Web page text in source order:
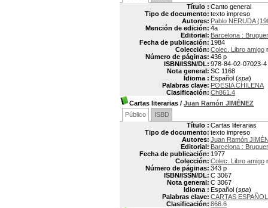
Título : Canto general
Tipo de documento: texto impreso
Autores: Pablo NERUDA
Mención de edición: 4a
Editorial: Barcelona :
Fecha de publicación: 1984
Colección: Colec. Libro amigo
Número de páginas: 436 p
ISBN/ISSN/DL: 978-84-02-07023-4
Nota general: SC 1168
Idioma : Español (spa)
Palabras clave: POESIA CHILENA
Clasificación: Ch861.4
Cartas literarias / Juan Ramón JIMÉNEZ
Público
ISBD
Título : Cartas literarias
Tipo de documento: texto impreso
Autores: Juan Ramón
Editorial: Barcelona :
Fecha de publicación: 1977
Colección: Colec. Libro amigo
Número de páginas: 343 p
ISBN/ISSN/DL: C 3067
Nota general: C 3067
Idioma : Español (spa)
Palabras clave: CARTAS
Clasificación: 866.6